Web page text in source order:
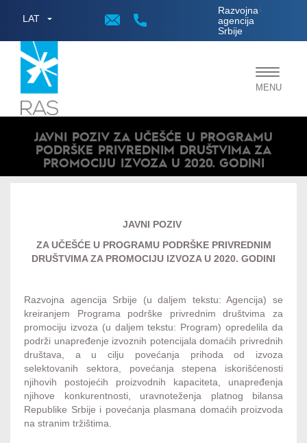
LAT
Razvojna
agencija
Srbije
;
Toggle
MENU
JAVNI POZIV ZA UČEŠĆE U PROGRAMU
PODRŠKE PRIVREDNIM DRUŠTVIMA ZA
PROMOCIJU IZVOZA U 2020. GODINI
JAVNI POZIV
ZA UČEŠĆE U PROGRAMU PODRŠKE PRIVREDNIM
DRUŠTVIMA ZA PROMOCIJU IZVOZA U 2020. GODINI
Razvojna agencija Srbije (u daljem tekstu: Agencija) se
kreiranjem Programa podrške privrednim društvima za
promociju izvoza (u daljem tekstu: Program) opredelila da
podrži unapređenje izvoznih potencijala domaćih privrednih
društava, a u cilju povećanja prihoda od izvoza
selektovanih sektora, povećanja stepena iskorišćenosti
njihovih postojećih proizvodnih kapaciteta, unapređenja
njihove konkurentnosti, uravnoteženja platnog bilansa
Republike Srbije i povećanja plasmana domaćih proizvoda
na stranim tržištima.